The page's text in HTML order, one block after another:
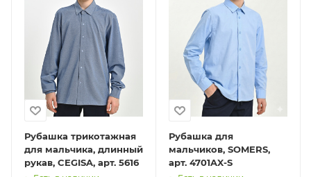
Рубашка трикотажная
для мальчика, длинный
рукав, CEGISA, арт. 5616
Рубашка для
мальчиков, SOMERS,
арт. 4701AX-S